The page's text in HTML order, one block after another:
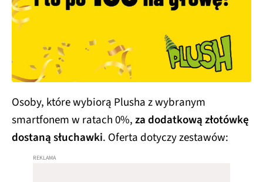
Osoby, które wybiorą Plusha z wybranym
smartfonem w ratach 0%,za dodatkową złotówkę
dostaną słuchawki. Oferta dotyczy zestawów: